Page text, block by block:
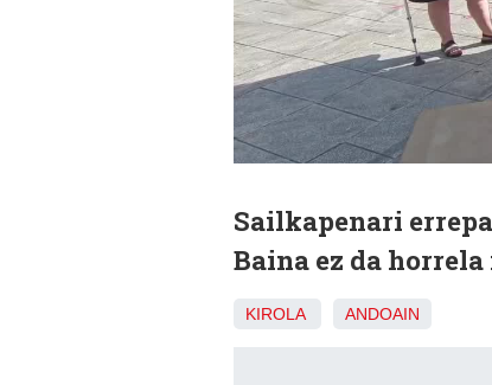
Sailkapenari
Baina ez da
KIROLA ANDOAIN